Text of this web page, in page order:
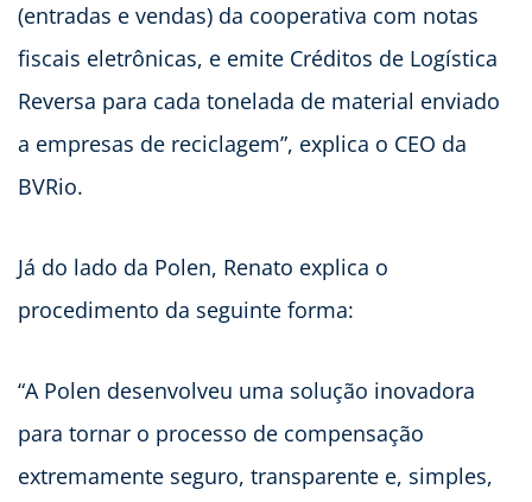
(entradas e vendas) da cooperativa com notas
fiscais eletrônicas, e emite Créditos de Logística
Reversa para cada tonelada de material enviado
a empresas de reciclagem”, explica o CEO da
BVRio.
Já do lado da Polen, Renato explica o
procedimento da seguinte forma:
“A Polen desenvolveu uma solução inovadora
para tornar o processo de compensação
extremamente seguro, transparente e, simples,